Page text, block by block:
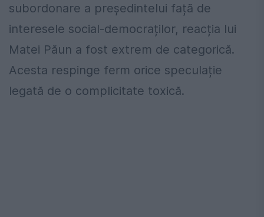
subordonare a președintelui față de
interesele social-democraților, reacția lui
Matei Păun a fost extrem de categorică.
Acesta respinge ferm orice speculație
legată de o complicitate toxică.